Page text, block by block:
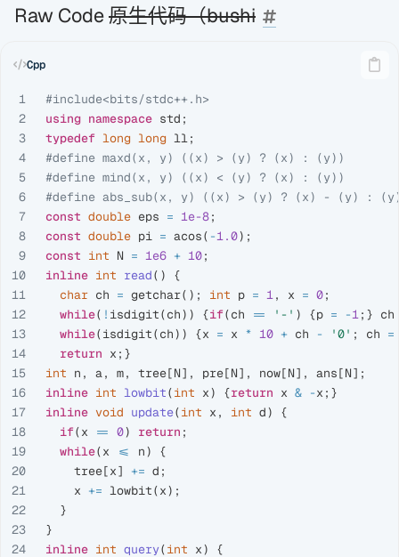
Raw Code原生代码（bushi
1
2
3
4
5
6
7
8
9
10
11
12
13
14
15
16
17
18
19
20
21
22
23
24
#include<bits/stdc++.h>
using namespace std ;
typedef long long ll ;
#define maxd(x, y) ((x) > (y) ? (x) : (y))
#define mind(x, y) ((x) < (y) ? (x) : (y))
const double eps = 1e-8;
const double pi = acos( -1.0);
const int N = 1e6 + 10;
inline int read()
{
char ch = getchar(); int p = 1 , x = 0;
while( ! isdigit(ch)) {if(ch == '-' ) {p = -1 ;} ch
while(isdigit(ch)) {x = x * 10 + ch - '0' ; ch =
return x ;}
int n , a , m, tree[N], pre[N], now[N], ans[N];
inline int lowbit(int x) {return x & -x ;}
inline void update(int x , int d)
{
if(x == 0) return ;
while(x <= n)
{
tree[x] += d ;
x += lowbit(x);
}
}
inline int query(int x)
{